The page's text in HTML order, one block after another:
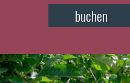
buchen